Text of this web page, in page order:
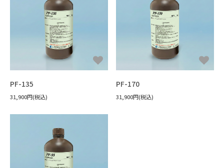
鉱物油・加工油
シリコーンオイル
パーティクル・ほこり
水溶性加工油
フッ素オイル
未硬化樹脂
シリコーンオイル
脱脂洗浄
乾燥・水切り
フラックス洗浄
設備洗浄
溶媒
#コスト最優先！
#洗浄力・溶解力重視（油・樹脂汚れ
#洗浄力重視（水溶性・複合汚れ）
#消防法/有機則非該当
#作業者の健康面を重視
#乾燥性重視
#フォンブリンオイルを洗浄したい
#塗装・ゴム・樹脂への影響が少ない
すべてを見る
樹脂から選ぶ
エポキシ
シリコーン
ポリアミド・ナイロン
アクリル
ABS・ポリカーボネート
ポリイミド・ポリアミドイミド
ポリアセタール(POM)
PET・PBT
その他
用途から探す
樹脂溶解・膨潤・剥離・除去
接着・溶着
3Dプリンタースムージング
すすぎ洗い・リンス
キーワードから選ぶ
#樹脂の種類がわからない
#耐溶剤性の低い樹脂への汎用品
#樹脂同士を接着したい
#溶ける様子を確認したい
#塩化メチレン代替
#金属の被覆を除去したい
#太陽光パネルを分離したい
機能性液体
すべてを見る
用途から探す
希釈剤
冷媒・熱媒体
液浸冷却
キーワードから選ぶ
#Novecの代替を探している
#フロリナートの代替を探している
#フッ素オイルを希釈・溶解したい
#環境に配慮した溶剤
#ドライアイスより低温の冷媒
見積書・請求書の発行について
新規登録
配送・送料について
支払い方法について
特定商取引法に基づく表記
PF-135
31,900円(税込)
PF-170
31,900円(税込)